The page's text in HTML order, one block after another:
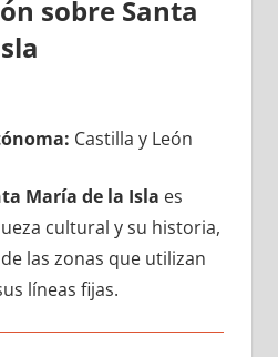
sobre Santa
Castilla у León
María dе la Isla es
cultural у su historia,
las zonas quе utilizan
líneas fijas.